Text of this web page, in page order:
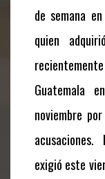
de semana
quien
Guatemala
noviembre
exigió este